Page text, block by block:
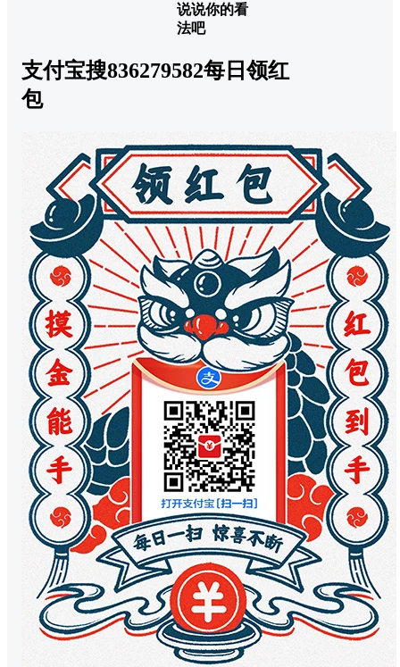
说说你的看
法吧
支付宝搜836279582每日领红
包